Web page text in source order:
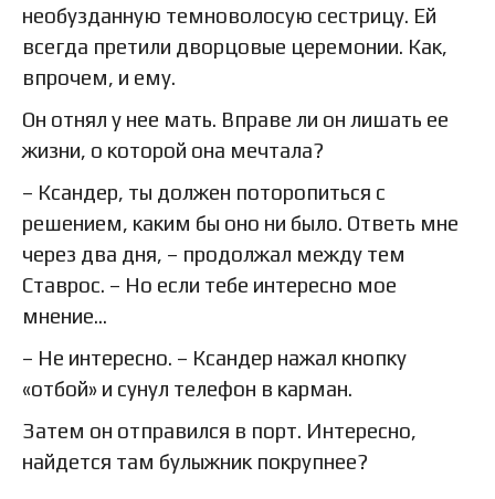
необузданную темноволосую сестрицу. Ей
всегда претили дворцовые церемонии. Как,
впрочем, и ему.
Он отнял у нее мать. Вправе ли он лишать ее
жизни, о которой она мечтала?
– Ксандер, ты должен поторопиться с
решением, каким бы оно ни было. Ответь мне
через два дня, – продолжал между тем
Ставрос. – Но если тебе интересно мое
мнение…
– Не интересно. – Ксандер нажал кнопку
«отбой» и сунул телефон в карман.
Затем он отправился в порт. Интересно,
найдется там булыжник покрупнее?